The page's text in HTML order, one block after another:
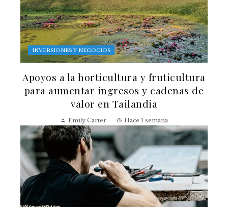
INVERSIONES Y NEGOCIOS
Apoyos a la horticultura y fruticultura
para aumentar ingresos y cadenas de
valor en Tailandia
Emily Carter Hace 1 semana